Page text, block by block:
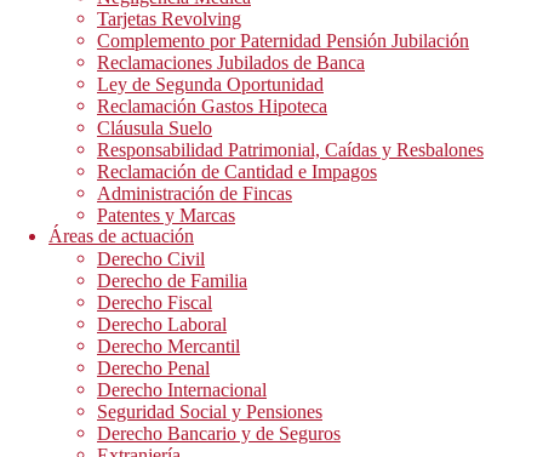
Tarjetas Revolving
Complemento por Paternidad Pensión Jubilación
Reclamaciones Jubilados de Banca
Ley de Segunda Oportunidad
Reclamación Gastos Hipoteca
Cláusula Suelo
Responsabilidad Patrimonial, Caídas y Resbalones
Reclamación de Cantidad e Impagos
Administración de Fincas
Patentes y Marcas
Áreas de actuación
Derecho Civil
Derecho de Familia
Derecho Fiscal
Derecho Laboral
Derecho Mercantil
Derecho Penal
Derecho Internacional
Seguridad Social y Pensiones
Derecho Bancario y de Seguros